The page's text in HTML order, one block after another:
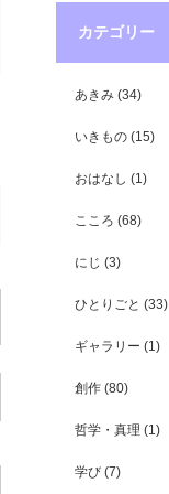
カテゴリー
あきみ (34)
いきもの (15)
おはなし (1)
こころ (68)
にじ (3)
ひとりごと (33)
ギャラリー (1)
創作 (80)
哲学・真理 (1)
学び (7)